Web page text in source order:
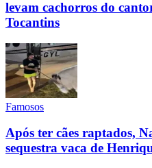
levam cachorros do
Tocantins
Famosos
Após ter cães raptados,
sequestra vaca de